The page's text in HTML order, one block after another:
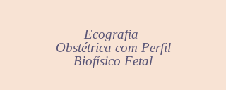
Ecografia
Obstétrica com Perfil
Biofísico Fetal